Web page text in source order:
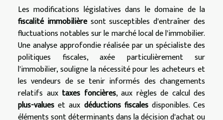
Les modifications législatives dans le domaine de la
fiscalité immobilièresont susceptibles d'entraîner des
fluctuations notables sur le marché local de l'immobilier.
Une analyse approfondie réalisée par un spécialiste des
politiques fiscales, axée particulièrement sur
l'immobilier, souligne la nécessité pour les acheteurs et
les vendeurs de se tenir informés des changements
relatifs aux taxes foncières, aux règles de calcul des
plus-values et aux déductions fiscalesdisponibles. Ces